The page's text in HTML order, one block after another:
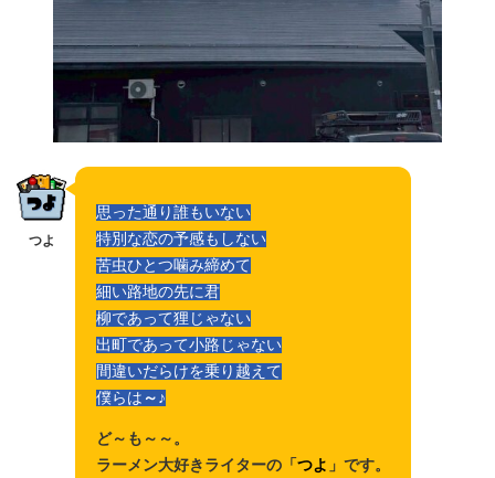
つよ
思った通り誰もいない
特別な恋の予感もしない
苦虫ひとつ噛み締めて
細い路地の先に君
柳であって狸じゃない
出町であって小路じゃない
間違いだらけを乗り越えて
僕らは ～♪
ど～も～～。
ラーメン大好きライターの「 つよ 」です。